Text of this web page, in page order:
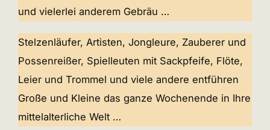
und vielerlei anderem Gebräu …
Stelzenläufer, Artisten, Jongleure, Zauberer und
Possenreißer, Spielleuten mit Sackpfeife, Flöte,
Leier und Trommel und viele andere entführen
Große und Kleine das ganze Wochenende in Ihre
mittelalterliche Welt …